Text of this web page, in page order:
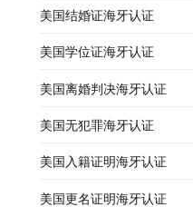
美国结婚证海牙认证
美国学位证海牙认证
美国离婚判决海牙认证
美国无犯罪海牙认证
美国入籍证明海牙认证
美国更名证明海牙认证